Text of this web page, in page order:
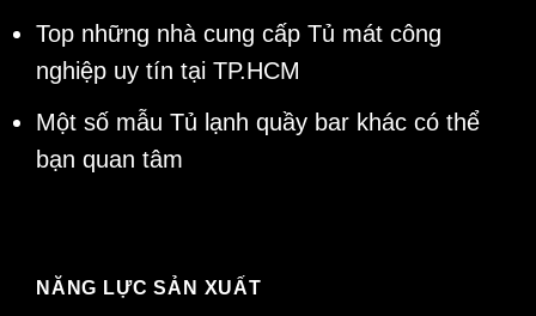
Top những nhà cung cấp Tủ mát công
nghiệp uy tín tại TP.HCM
Một số mẫu Tủ lạnh quầy bar khác có thể
bạn quan tâm
NĂNG LỰC SẢN XUẤT